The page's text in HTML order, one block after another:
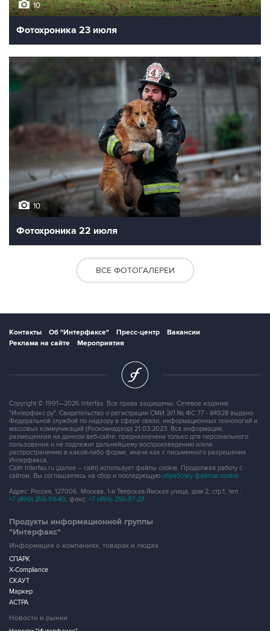
10
Фотохроника 23 июля
10
Фотохроника 22 июля
ВСЕ ФОТОГАЛЕРЕИ
Контакты Об "Интерфаксе" Пресс-центр
Вакансии
Реклама на сайте
Мероприятия
Copyright © 1991—2026 Interfax. Все права защищены. Сетевое издание
"Интерфакс.ру". Свидетельство о регистрации СМИ ЭЛ № ФС 77 - 84928 выдано
Федеральной службой по надзору в сфере связи, информационных технологий и
массовых коммуникаций (Роскомнадзор) 21.03.2023. Вся информация,
размещенная на данном веб-сайте, предназначена только для персонального
пользования и не подлежит дальнейшему воспроизведению и/или
распространению в какой-либо форме, иначе как с письменного разрешения
Интерфакса.
Сайт Interfax.ru (далее – сайт) использует файлы cookie. Продолжая работу с
сайтом, Вы соглашаетесь на сбор и последующую обработку файлов cookie.
Адрес: Россия, 127006, Москва, 1-я Тверская-Ямская улица, дом 2, стр.1, тел.:
+7 (499) 250-98-40, факс: +7 (499) 250-97-27
Продукты информационной группы
"Интерфакс"
Информация о компаниях, товарах и людях
СПАРК
X-Compliance
СКАУТ
Маркер
АСТРА
Новости и рынки